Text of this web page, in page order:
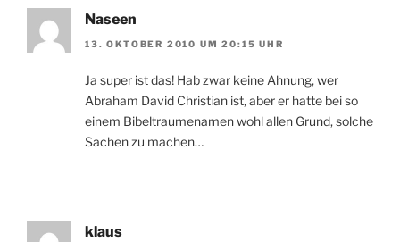
Naseen
13. OKTOBER 2010 UM 20:15 UHR
Ja super ist das! Hab zwar keine Ahnung, wer
Abraham David Christian ist, aber er hatte bei so
einem Bibeltraumenamen wohl allen Grund, solche
Sachen zu machen…
klaus